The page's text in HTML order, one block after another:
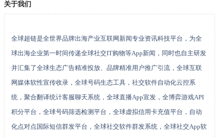
关于我们
全球超链是全世界品牌出海产业互联网新闻专业资讯科技平台，为全
球出海企业第一时间传递全球社交IT购物等App新闻，同时也自主研发
并汇集了全球生态广告精准投放、品牌精准用户推广引流，全球互联
网媒体软性宣传收录，全球号码生态工具，社交软件自动化云控系
统，聚合翻译统计客服聊天系统，全球直播App宣发，全博弈游戏API
积分平台，全球号码筛选检测平台，全球虚拟信用卡充值平台，自动
化点对点国际短信群发平台，全球社交软件群发系统，全球社交App软